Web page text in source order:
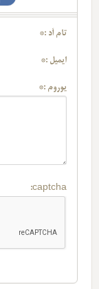
تام آد :*
ایمیل :*
یوروم :*
captcha: